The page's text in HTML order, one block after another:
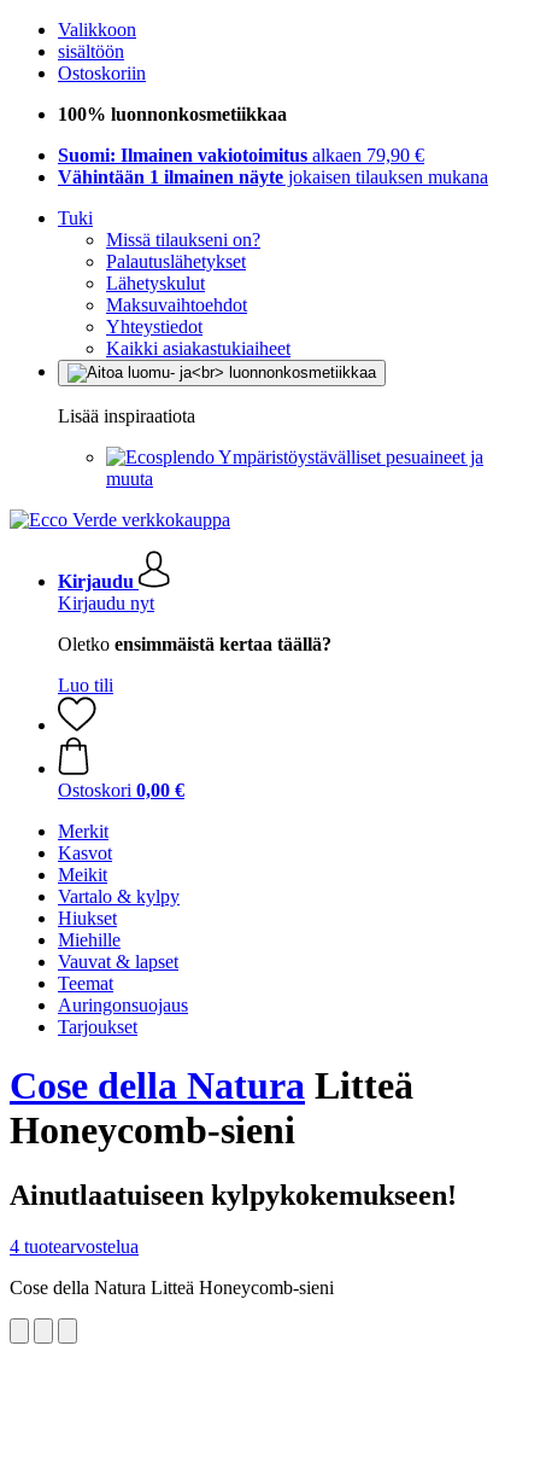
Valikkoon
sisältöön
Ostoskoriin
100% luonnonkosmetiikkaa
Suomi: Ilmainen vakiotoimitus alkaen 79,90 €
Vähintään 1 ilmainen näyte jokaisen tilauksen mukana
Tuki
Missä tilaukseni on?
Palautuslähetykset
Lähetyskulut
Maksuvaihtoehdot
Yhteystiedot
Kaikki asiakastukiaiheet
Lisää inspiraatiota
Ympäristöystävälliset pesuaineet ja
muuta
Kirjaudu
Kirjaudu nyt
Oletko ensimmäistä kertaa täällä?
Luo tili
Ostoskori 0,00 €
Merkit
Kasvot
Meikit
Vartalo & kylpy
Hiukset
Miehille
Vauvat & lapset
Teemat
Auringonsuojaus
Tarjoukset
Cose della Natura Litteä
Honeycomb-sieni
Ainutlaatuiseen kylpykokemukseen!
4 tuotearvostelua
Cose della Natura Litteä Honeycomb-sieni